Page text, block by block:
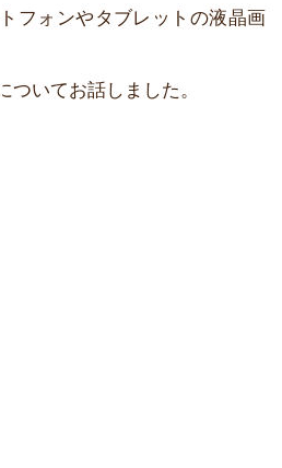
フォンやタブレットの液晶画
いてお話しました。